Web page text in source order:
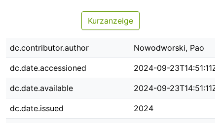
Kurzanzeige
dc.contributor.author Nowodworski, Pao
dc.date.accessioned 2024-09-23T14:51:11Z
dc.date.available 2024-09-23T14:51:11Z
dc.date.issued 2024